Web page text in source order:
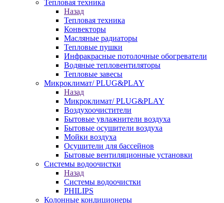
Тепловая техника
Назад
Тепловая техника
Конвекторы
Масляные радиаторы
Тепловые пушки
Инфракрасные потолочные обогреватели
Водяные тепловентиляторы
Тепловые завесы
Микроклимат/ PLUG&PLAY
Назад
Микроклимат/ PLUG&PLAY
Воздухоочистители
Бытовые увлажнители воздуха
Бытовые осушители воздуха
Мойки воздуха
Осушители для бассейнов
Бытовые вентиляционные установки
Системы водоочистки
Назад
Системы водоочистки
PHILIPS
Колонные кондиционеры